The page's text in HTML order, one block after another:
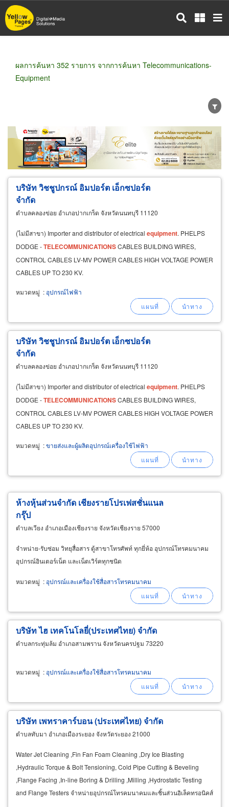
ข้าม
ไป
ผลการค้นหา 352 รายการ จากการค้นหา Telecommunications-
Equipment
ขายส่ง ขายปลีก ผู้ผลิต
ตัวแทนจัดจำหน่าย
ผู้ส่งออก/นำเข้า
ธุรกิจบริการ
บริษัท วิชชูปกรณ์ อิมปอร์ต เอ็กซปอร์ต
จำกัด
ตำบลคลองข่อย อำเภอปากเกร็ด จังหวัดนนทบุรี 11120
(ไม่มีสาขา) Importer and distributor of electrical equipment. PHELPS
DODGE -TELECOMMUNICATIONSCABLES BUILDING WIRES,
CONTROL CABLES LV-MV POWER CABLES HIGH VOLTAGE POWER
CABLES UP TO 230 KV.
หมวดหมู่ : อุปกรณ์ไฟฟ้า
บริษัท วิชชูปกรณ์ อิมปอร์ต เอ็กซปอร์ต
จำกัด
ตำบลคลองข่อย อำเภอปากเกร็ด จังหวัดนนทบุรี 11120
(ไม่มีสาขา) Importer and distributor of electrical equipment. PHELPS
DODGE -TELECOMMUNICATIONSCABLES BUILDING WIRES,
CONTROL CABLES LV-MV POWER CABLES HIGH VOLTAGE POWER
CABLES UP TO 230 KV.
หมวดหมู่ :ขายส่งและผู้ผลิตอุปกรณ์เครื่องใช้ไฟฟ้า
ห้างหุ้นส่วนจำกัด เชียงรายโปรเฟสชั่นแนล
กรุ๊ป
ตำบลเวียง อำเภอเมืองเชียงราย จังหวัดเชียงราย 57000
จำหน่าย-รับซ่อม วิทยุสื่อสาร ตู้สาขาโทรศัพท์ ทุกยี่ห้อ อุปกรณ์โทรคมนาคม
อุปกรณ์อินเตอร์เน็ต และเน็ตเวิร์คทุกชนิด
หมวดหมู่ : อุปกรณ์และเครื่องใช้สื่อสารโทรคมนาคม
บริษัท ไฮ เทคโนโลยี่(ประเทศไทย) จำกัด
ตำบลกระทุ่มล้ม อำเภอสามพราน จังหวัดนครปฐม 73220
หมวดหมู่ : อุปกรณ์และเครื่องใช้สื่อสารโทรคมนาคม
บริษัท เพทราคาร์บอน (ประเทศไทย) จำกัด
ตำบลทับมา อำเภอเมืองระยอง จังหวัดระยอง 21000
Water Jet Cleaning ,Fin Fan Foam Cleaning ,Dry Ice Blasting
,Hydraulic Torque & Bolt Tensioning, Cold Pipe Cutting & Beveling
,Flange Facing ,In-line Boring & Drilling ,Milling ,Hydrostatic Testing
and Flange Testers จำหน่ายอุปกรณ์โทรคมนาคมและชิ้นส่วนอิเล็คทรอนิคส์